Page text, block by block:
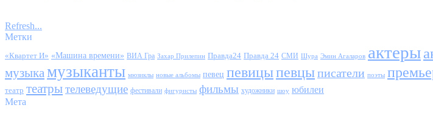
Refresh...
Метки
«Квартет И» «Машина времени» ВИА Гра Захар Прилепин Правда24 Правда 24 СМИ Шура Эмин Агаларов актеры
музыка музыканты мюзиклы новые альбомы певец певицыпевцыписатели поэты
театр театрытелеведущие фестивали фигуристы фильмы художники шоу юбилеи
Мета